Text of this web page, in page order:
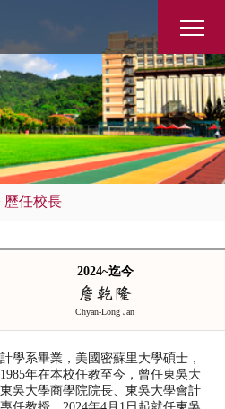
歷任校長
2024~迄今
詹乾隆
Chyan-Long Jan
學系畢業，美國密蘇里大學碩士，
1985年在本校任教至今，曾任東吳大
東吳大學商學院院長、 東吳大學會計